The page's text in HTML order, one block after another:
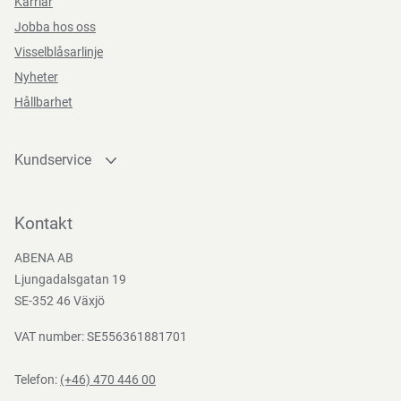
Teststandarder
EN
Jobba hos oss
Visselblåsarlinje
Nyheter
Hållbarhet
Kundservice
Bli kund
Nedladdningar
Kontakt
ABENA AB
Ljungadalsgatan 19
SE-352 46 Växjö
VAT number: SE556361881701
Telefon: (+46) 470 446 00